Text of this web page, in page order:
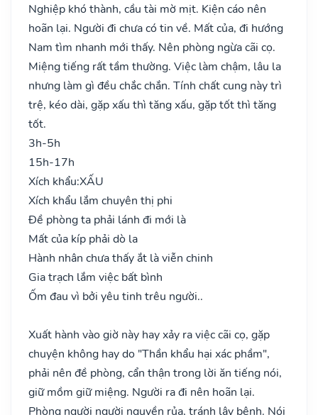
Nghiệp khó thành, cầu tài mờ mịt. Kiện cáo nên
hoãn lại. Người đi chưa có tin về. Mất của, đi hướng
Nam tìm nhanh mới thấy. Nên phòng ngừa cãi cọ.
Miệng tiếng rất tầm thường. Việc làm chậm, lâu la
nhưng làm gì đều chắc chắn. Tính chất cung này trì
trệ, kéo dài, gặp xấu thì tăng xấu, gặp tốt thì tăng
tốt.
3h-5h
15h-17h
Xích khẩu:XẤU
Xích khẩu lắm chuyên thị phi
Đề phòng ta phải lánh đi mới là
Mất của kíp phải dò la
Hành nhân chưa thấy ắt là viễn chinh
Gia trạch lắm việc bất bình
Ốm đau vì bởi yêu tinh trêu người..
Xuất hành vào giờ này hay xảy ra việc cãi cọ, gặp
chuyện không hay do "Thần khẩu hại xác phầm",
phải nên đề phòng, cẩn thận trong lời ăn tiếng nói,
giữ mồm giữ miệng. Người ra đi nên hoãn lại.
Phòng người người nguyền rủa, tránh lây bệnh. Nói